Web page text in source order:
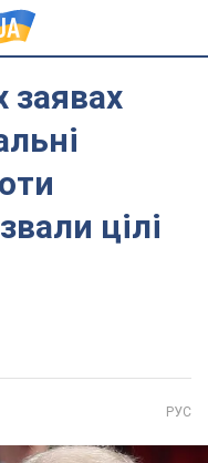
заявах
цілі
РУС